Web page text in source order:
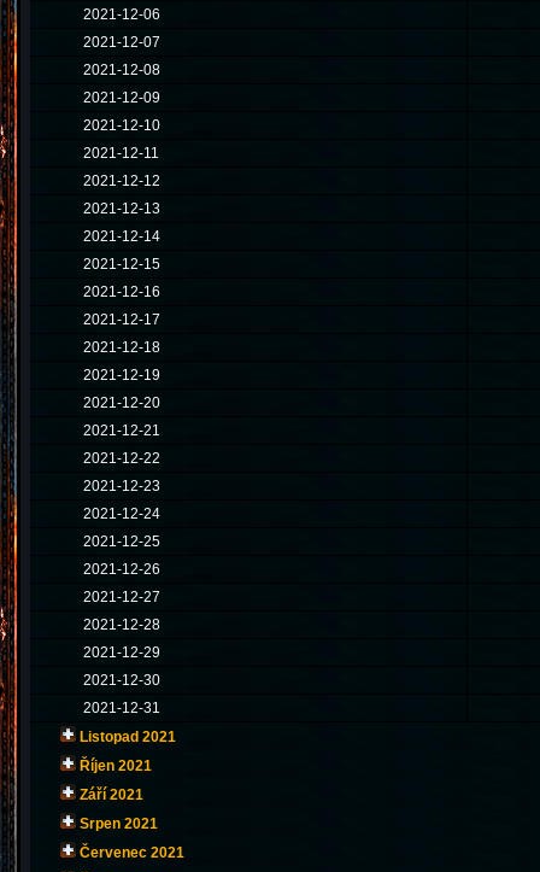
2021-12-06
2021-12-07
2021-12-08
2021-12-09
2021-12-10
2021-12-11
2021-12-12
2021-12-13
2021-12-14
2021-12-15
2021-12-16
2021-12-17
2021-12-18
2021-12-19
2021-12-20
2021-12-21
2021-12-22
2021-12-23
2021-12-24
2021-12-25
2021-12-26
2021-12-27
2021-12-28
2021-12-29
2021-12-30
2021-12-31
Listopad 2021
Říjen 2021
Září 2021
Srpen 2021
Červenec 2021